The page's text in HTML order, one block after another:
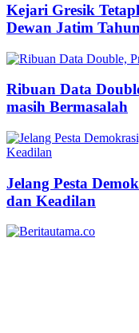
Kejari Gresik
Dewan Jatim
Ribuan Data
masih Bermasalah
Jelang Pesta
dan Keadilan